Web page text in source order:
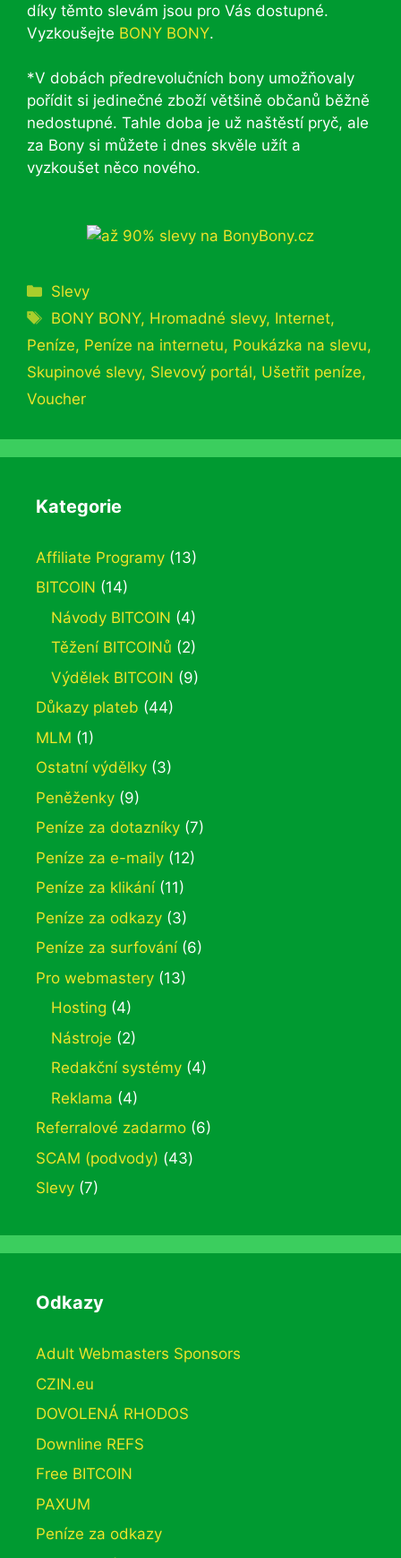
díky těmto slevám jsou pro Vás dostupné.
Vyzkoušejte BONY BONY.
*V dobách předrevolučních bony umožňovaly
pořídit si jedinečné zboží většině občanů běžně
nedostupné. Tahle doba je už naštěstí pryč, ale
za Bony si můžete i dnes skvěle užít a
vyzkoušet něco nového.
Rubriky
Slevy
Štítky
BONY BONY, Hromadné slevy, Internet,
Peníze, Peníze na internetu, Poukázka na slevu,
Skupinové slevy, Slevový portál, Ušetřit peníze,
Voucher
Kategorie
Affiliate Programy (13)
BITCOIN (14)
Návody BITCOIN (4)
Těžení BITCOINů (2)
Výdělek BITCOIN (9)
Důkazy plateb (44)
MLM (1)
Ostatní výdělky (3)
Peněženky (9)
Peníze za dotazníky (7)
Peníze za e-maily (12)
Peníze za klikání (11)
Peníze za odkazy (3)
Peníze za surfování (6)
Pro webmastery (13)
Hosting (4)
Nástroje (2)
Redakční systémy (4)
Reklama (4)
Referralové zadarmo (6)
SCAM (podvody) (43)
Slevy (7)
Odkazy
Adult Webmasters Sponsors
CZIN.eu
DOVOLENÁ RHODOS
Downline REFS
Free BITCOIN
PAXUM
Peníze za odkazy